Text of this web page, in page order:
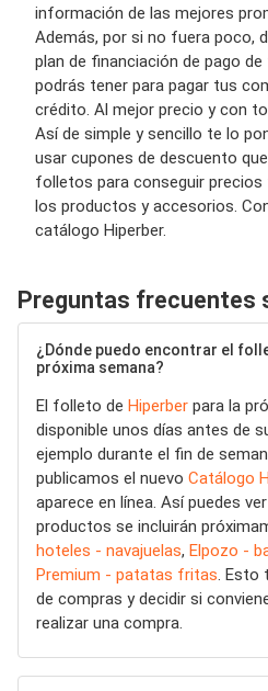
información de las mejores
Además, por si no fuera poco,
plan de financiación de pago
podrás tener para pagar tus
crédito. Al mejor precio y con
Así de simple y sencillo te lo
usar cupones de descuento
folletos para conseguir
los productos y accesorios.
catálogo Hiperber.
Preguntas frecuentes
¿Dónde puedo encontrar el
próxima semana?
El folleto de Hiperber para la
disponible unos días antes de
ejemplo durante el fin de
publicamos el nuevo Catálogo
aparece en línea. Así puedes
productos se incluirán
hoteles - navajuelas, Elpozo -
Premium - patatas fritas. Esto
de compras y decidir si
realizar una compra.